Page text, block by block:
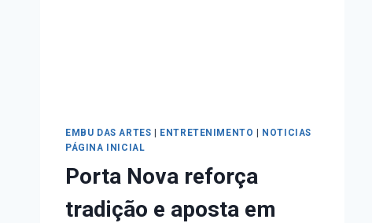
EMBU DAS ARTES ENTRETENIMENTO
NOTICIAS
PÁGINA INICIAL
Porta Nova reforça
tradição e aposta em